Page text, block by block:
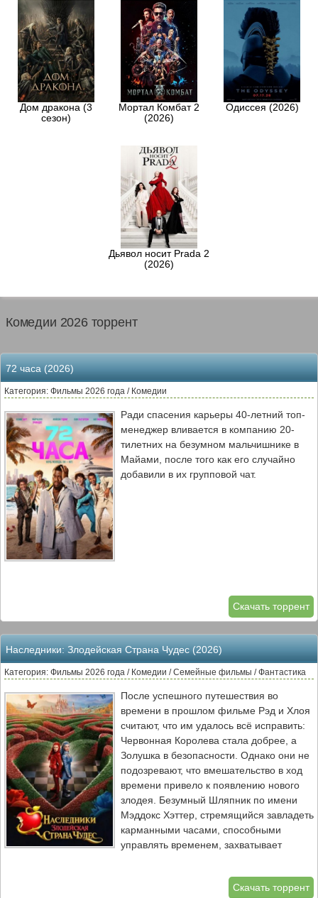
Дом дракона (3
сезон)
Мортал Комбат 2
(2026)
Одиссея (2026)
Дьявол носит Prada 2
(2026)
Комедии 2026 торрент
72 часа (2026)
Категория: Фильмы 2026 года / Комедии
Ради спасения карьеры 40-летний топ-
менеджер вливается в компанию 20-
тилетних на безумном мальчишнике в
Майами, после того как его случайно
добавили в их групповой чат.
Скачать торрент
Наследники: Злодейская Страна Чудес (2026)
Категория: Фильмы 2026 года / Комедии / Семейные фильмы / Фантастика
После успешного путешествия во
времени в прошлом фильме Рэд и Хлоя
считают, что им удалось всё исправить:
Червонная Королева стала добрее, а
Золушка в безопасности. Однако они не
подозревают, что вмешательство в ход
времени привело к появлению нового
злодея. Безумный Шляпник по имени
Мэддокс Хэттер, стремящийся завладеть
карманными часами, способными
управлять временем, захватывает
Чтобы спасти королеву и Страну Чудес,
Рэд и Хлоя вынуждены объединиться с
Скачать торрент